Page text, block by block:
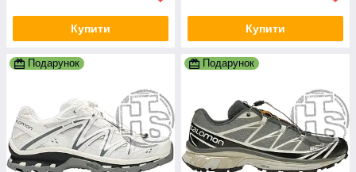
Купити Купити
Подарунок Подарунок